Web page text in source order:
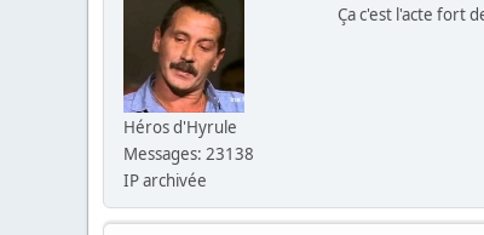
Héros d'Hyrule
Messages: 23138
IP archivée
Ça c'est l'acte fort